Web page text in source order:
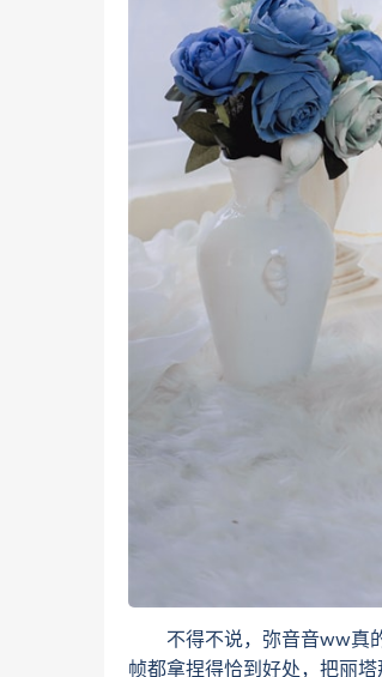
不得不说，弥音音ww真的
帧都拿捏得恰到好处，把丽